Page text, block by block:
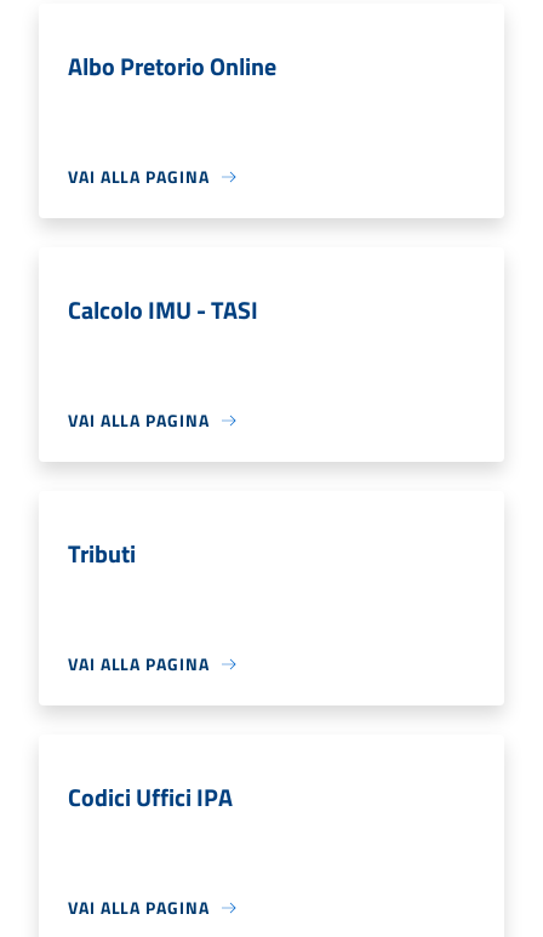
Albo Pretorio Online
VAI ALLA PAGINA
Calcolo IMU - TASI
VAI ALLA PAGINA
Tributi
VAI ALLA PAGINA
Codici Uffici IPA
VAI ALLA PAGINA